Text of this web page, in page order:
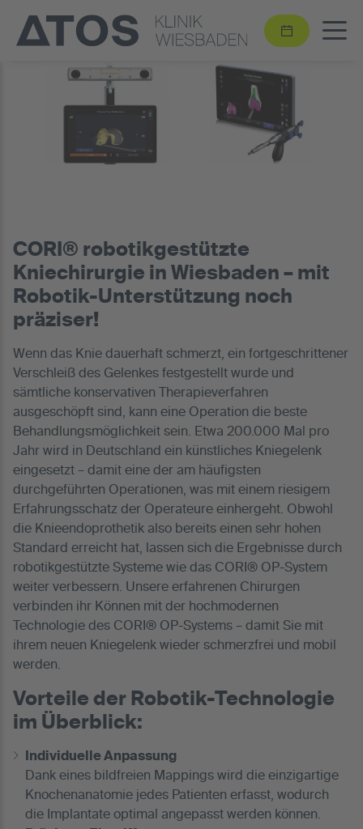
CORI® robotikgestützte
Kniechirurgie in Wiesbaden – mit
Robotik-Unterstützung noch
präziser!
Wenn das Knie dauerhaft schmerzt, ein fortgeschrittener
Verschleiß des Gelenkes festgestellt wurde und
sämtliche konservativen Therapieverfahren
ausgeschöpft sind, kann eine Operation die beste
Behandlungsmöglichkeit sein. Etwa 200.000 Mal pro
Jahr wird in Deutschland ein künstliches Kniegelenk
eingesetzt – damit eine der am häufigsten
durchgeführten Operationen, was mit einem riesigem
Erfahrungsschatz der Operateure einhergeht. Obwohl
die Knieendoprothetik also bereits einen sehr hohen
Standard erreicht hat, lassen sich die Ergebnisse durch
robotikgestützte Systeme wie das CORI® OP-System
weiter verbessern. Unsere erfahrenen Chirurgen
verbinden ihr Können mit der hochmodernen
Technologie des CORI® OP-Systems – damit Sie mit
ihrem neuen Kniegelenk wieder schmerzfrei und mobil
werden.
Vorteile der Robotik-Technologie
im Überblick:
Individuelle Anpassung
Dank eines bildfreien Mappings wird die einzigartige
Knochenanatomie jedes Patienten erfasst, wodurch
die Implantate optimal angepasst werden können.